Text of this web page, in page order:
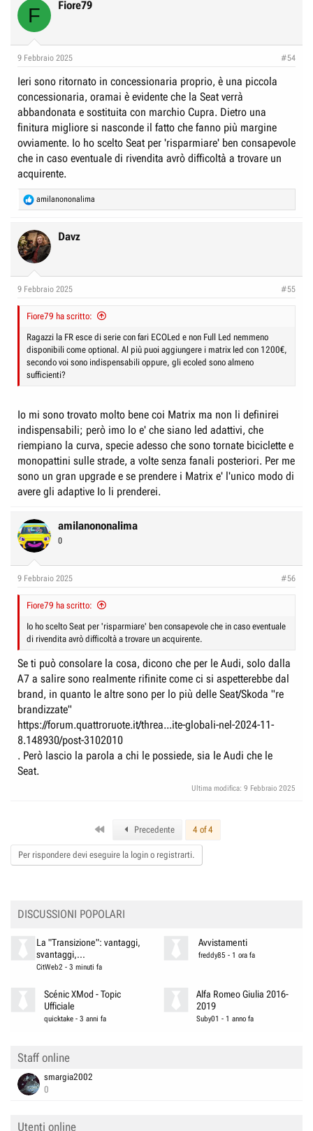
F Fiore79
9 Febbraio 2025 #54
Ieri sono ritornato in concessionaria proprio, è una piccola
concessionaria, oramai è evidente che la Seat verrà
abbandonata e sostituita con marchio Cupra. Dietro una
finitura migliore si nasconde il fatto che fanno più margine
ovviamente. Io ho scelto Seat per 'risparmiare' ben consapevole
che in caso eventuale di rivendita avrò difficoltà a trovare un
acquirente.
R
e
c
t
i
s
amilanononalima
Davz
9 Febbraio 2025 #55
Fiore79 ha scritto:
Ragazzi la FR esce di serie con fari ECOLed e non Full Led nemmeno
disponibili come optional. Al più puoi aggiungere i matrix led con 1200€,
secondo voi sono indispensabili oppure, gli ecoled sono almeno
sufficienti?
Io mi sono trovato molto bene coi Matrix ma non li definirei
indispensabili; però imo lo e' che siano led adattivi, che
riempiano la curva, specie adesso che sono tornate biciclette e
monopattini sulle strade, a volte senza fanali posteriori. Per me
sono un gran upgrade e se prendere i Matrix e' l'unico modo di
avere gli adaptive Io li prenderei.
amilanononalima
0
9 Febbraio 2025 #56
Fiore79 ha scritto:
Io ho scelto Seat per 'risparmiare' ben consapevole che in caso eventuale
di rivendita avrò difficoltà a trovare un acquirente.
Se ti può consolare la cosa, dicono che per le Audi, solo dalla
A7 a salire sono realmente rifinite come ci si aspetterebbe dal
brand, in quanto le altre sono per lo più delle Seat/Skoda "re
brandizzate"
https://forum.quattroruote.it/threa...ite-globali-nel-2024-11-
8.148930/post-3102010
. Però lascio la parola a chi le possiede, sia le Audi che le
Seat.
Ultima modifica: 9 Febbraio 2025
Precedente 4 of 4
Per rispondere devi eseguire la login o registrarti.
DISCUSSIONI POPOLARI
La "Transizione": vantaggi,
svantaggi,...
CitWeb2 - 3 minuti fa
Avvistamenti
freddy85 - 1 ora fa
Scénic XMod - Topic
Ufficiale
quicktake -3 anni fa
Alfa Romeo Giulia 2016-
2019
Suby01 - 1 anno fa
Staff online
smargia2002
0
Utenti online